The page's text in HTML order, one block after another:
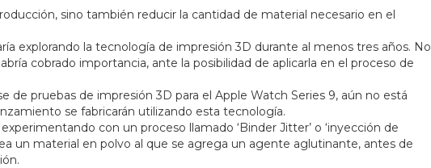
sino también reducir la cantidad de material necesario en el
explorando la tecnología de impresión 3D durante al menos tres años. No
cobrado importancia, ante la posibilidad de aplicarla en el proceso de
de pruebas de impresión 3D para el Apple Watch Series 9, aún no está
se fabricarán utilizando esta tecnología.
con un proceso llamado ‘Binder Jitter’ o ‘inyección de
un material en polvo al que se agrega un agente aglutinante, antes de